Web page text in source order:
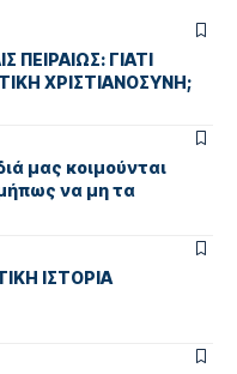
ΠΕΙΡΑΙΩΣ: ΓΙΑΤΙ
ΧΡΙΣΤΙΑΝΟΣΥΝΗ;
μας κοιμούνται
να μη τα
ΙΣΤΟΡΙΑ